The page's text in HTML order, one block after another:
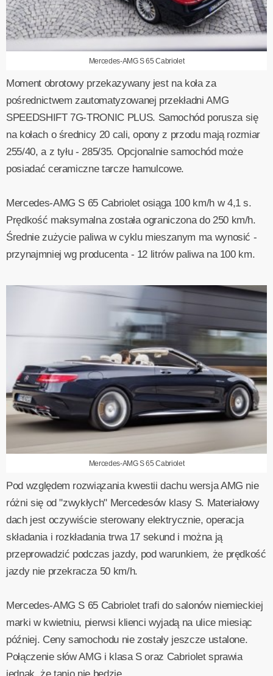
Mercedes-AMG S 65 Cabriolet
Moment obrotowy przekazywany jest na koła za
pośrednictwem zautomatyzowanej przekładni AMG
SPEEDSHIFT 7G-TRONIC PLUS. Samochód porusza się
na kołach o średnicy 20 cali, opony z przodu mają rozmiar
255/40, a z tyłu - 285/35. Opcjonalnie samochód może
posiadać ceramiczne tarcze hamulcowe.
Mercedes-AMG S 65 Cabriolet osiąga 100 km/h w 4,1 s.
Prędkość maksymalna została ograniczona do 250 km/h.
Średnie zużycie paliwa w cyklu mieszanym ma wynosić -
przynajmniej wg producenta - 12 litrów paliwa na 100 km.
Mercedes-AMG S 65 Cabriolet
Pod względem rozwiązania kwestii dachu wersja AMG nie
różni się od "zwykłych" Mercedesów klasy S. Materiałowy
dach jest oczywiście sterowany elektrycznie, operacja
składania i rozkładania trwa 17 sekund i można ją
przeprowadzić podczas jazdy, pod warunkiem, że prędkość
jazdy nie przekracza 50 km/h.
Mercedes-AMG S 65 Cabriolet trafi do salonów niemieckiej
marki w kwietniu, pierwsi klienci wyjadą na ulice miesiąc
później. Ceny samochodu nie zostały jeszcze ustalone.
Połączenie słów AMG i klasa S oraz Cabriolet sprawia